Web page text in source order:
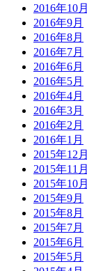
2016年10月
2016年9月
2016年8月
2016年7月
2016年6月
2016年5月
2016年4月
2016年3月
2016年2月
2016年1月
2015年12月
2015年11月
2015年10月
2015年9月
2015年8月
2015年7月
2015年6月
2015年5月